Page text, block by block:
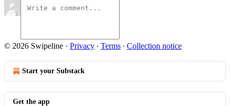
© 2026 Swipeline · Privacy ∙ Terms ∙ Collection notice
Start your Substack
Get the app